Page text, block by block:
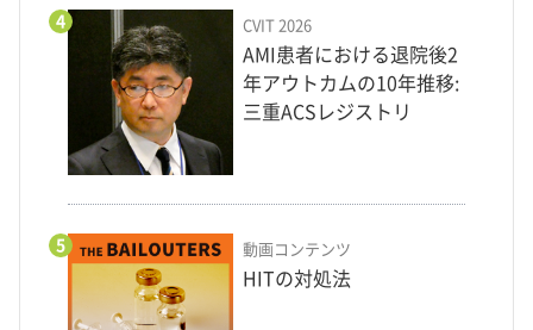
4 CVIT 2026
AMI患者における退院後2
年アウトカムの10年推移:
三重ACSレジストリ
5 動画コンテンツ
HITの対処法